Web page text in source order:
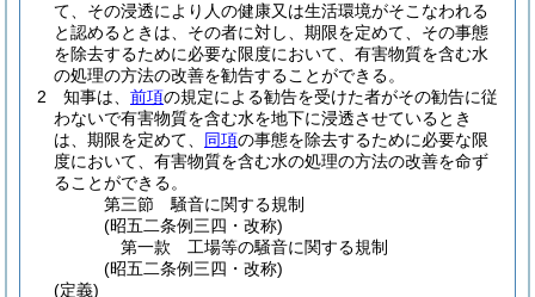
て、その浸透により人の健康又は生活環境がそこなわれる
と認めるときは、その者に対し、期限を定めて、その事態
を除去するために必要な限度において、有害物質を含む水
の処理の方法の改善を勧告することができる。
2
知事は、 前項の規定による勧告を受けた者がその勧告に従
わないで有害物質を含む水を地下に浸透させているとき
は、期限を定めて、 同項の事態を除去するために必要な限
度において、有害物質を含む水の処理の方法の改善を命ず
ることができる。
第三節
騒音に関する規制
(昭五二条例三四・改称)
第一款
工場等の騒音に関する規制
(昭五二条例三四・改称)
(定義)